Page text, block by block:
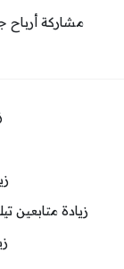
زيادة متابعين